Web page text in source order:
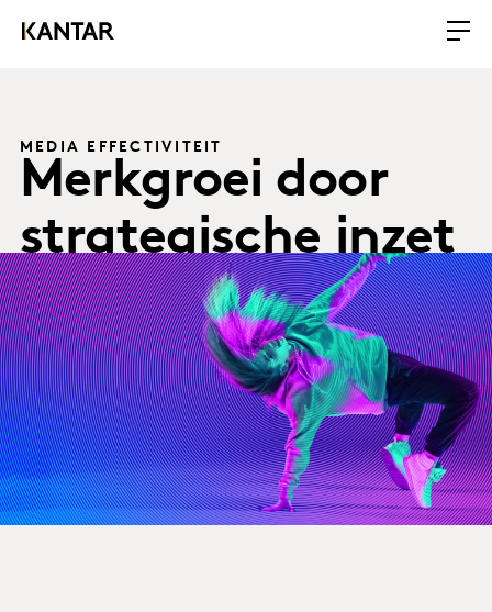
MEDIA EFFECTIVITEIT
Merkgroei door
strategische inzet